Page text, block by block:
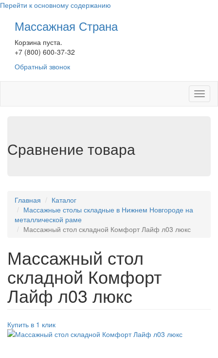
Перейти к основному содержанию
Массажная Страна
Корзина пуста.
+7 (800) 600-37-32
Обратный звонок
Сравнение товара
Главная
Каталог
Массажные столы складные в Нижнем Новгороде на
металлической раме
Массажный стол складной Комфорт Лайф л03 люкс
Массажный стол
складной Комфорт
Лайф л03 люкс
Купить в 1 клик